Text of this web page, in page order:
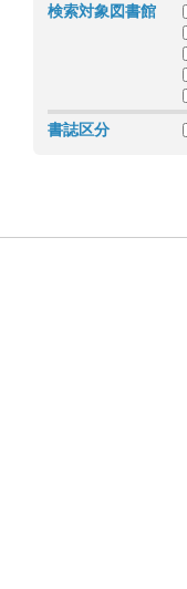
検索対象図書館
書誌区分